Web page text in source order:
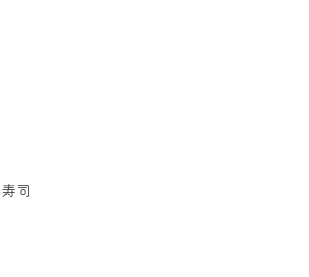
寿司